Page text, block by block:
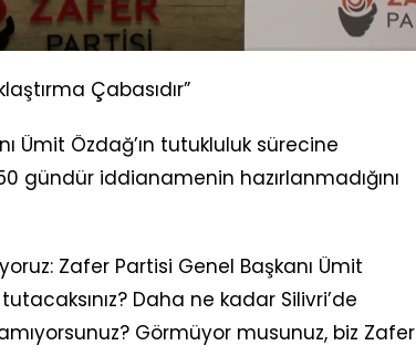
Çabasıdır”
Ümit Özdağ’ın tutukluluk sürecine
gündür iddianamenin hazırlanmadığını
Zafer Partisi Genel Başkanı Ümit
Daha ne kadar Silivri’de
Görmüyor musunuz, biz Zafer